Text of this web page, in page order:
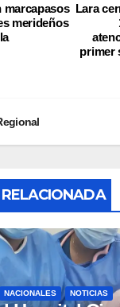
Lara
primer
marcapasos
merideños
NACIONALES NOTICIAS